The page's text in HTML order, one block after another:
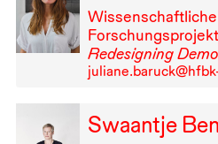
Forschungsprojekt
Redesigning
Swaantje